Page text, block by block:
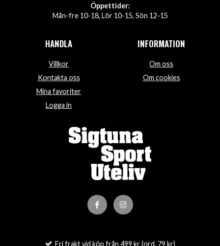
Öppettider:
Mån-fre 10-18, Lör 10-15, Sön 12-15
HANDLA
Villkor
Kontakta oss
Mina favoriter
Logga in
INFORMATION
Om oss
Om cookies
Fri frakt vid köp från 499 kr (ord. 79 kr)